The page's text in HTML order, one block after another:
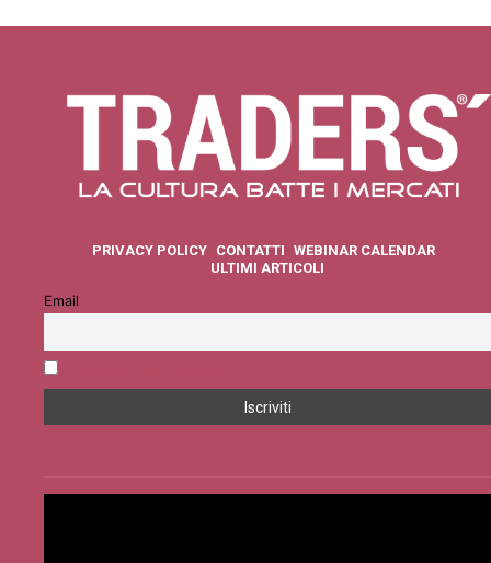
PRIVACY POLICY CONTATTI WEBINAR CALENDAR
ULTIMI ARTICOLI
Email